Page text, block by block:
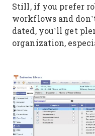
Still, if you prefer
workflows and
dated, you’ll get
organization,